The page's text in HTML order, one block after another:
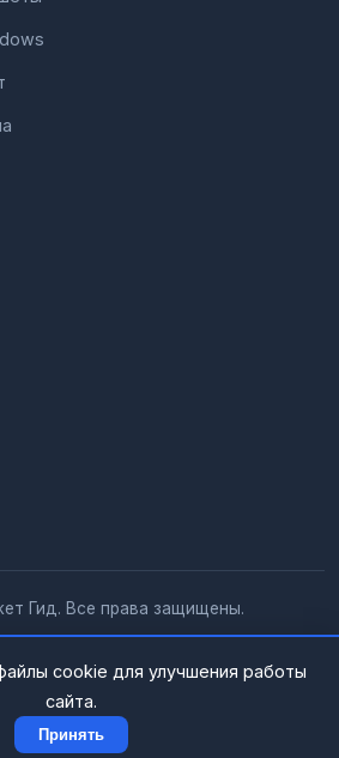
Гид. Все права защищены.
cookie для улучшения работы
сайта.
Принять